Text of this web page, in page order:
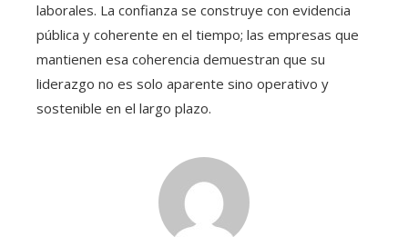
laborales. La confianza se construye con evidencia
pública y coherente en el tiempo; las empresas que
mantienen esa coherencia demuestran que su
liderazgo no es solo aparente sino operativo y
sostenible en el largo plazo.